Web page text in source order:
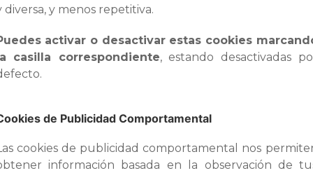
diversa, y menos repetitiva.
activar o desactivar estas cookies
casilla correspondiente, estando desactivadas
de Publicidad Comportamental
cookies de publicidad comportamental nos
información basada en la observación de